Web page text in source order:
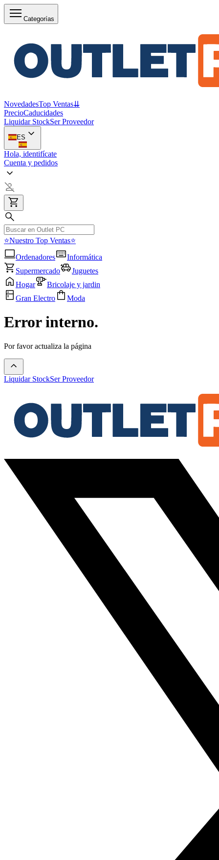
Categorías
NovedadesTop Ventas⇊
PrecioCaducidades
Liquidar StockSer Proveedor
ES
Hola, identifícate
Cuenta y pedidos
⭐Nuestro Top Ventas⭐
Ordenadores
Informática
Supermercado
Juguetes
Hogar
Bricolaje y jardin
Gran Electro
Moda
Error interno.
Por favor actualiza la página
Liquidar StockSer Proveedor